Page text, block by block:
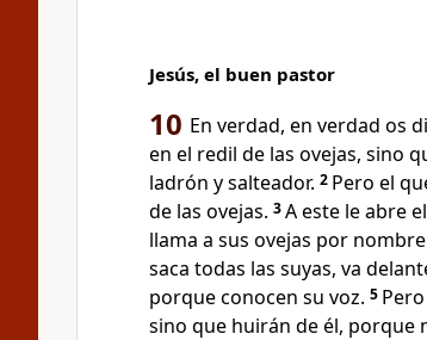
Jesús, el buen pastor
10 En verdad, en verdad os
en el redil de las ovejas, sino
ladrón y salteador. 2 Pero el
de las ovejas. 3A este le abre
llama a sus ovejas por
saca todas las suyas, va
porque conocen su voz. 5
sino que huirán de él, porque